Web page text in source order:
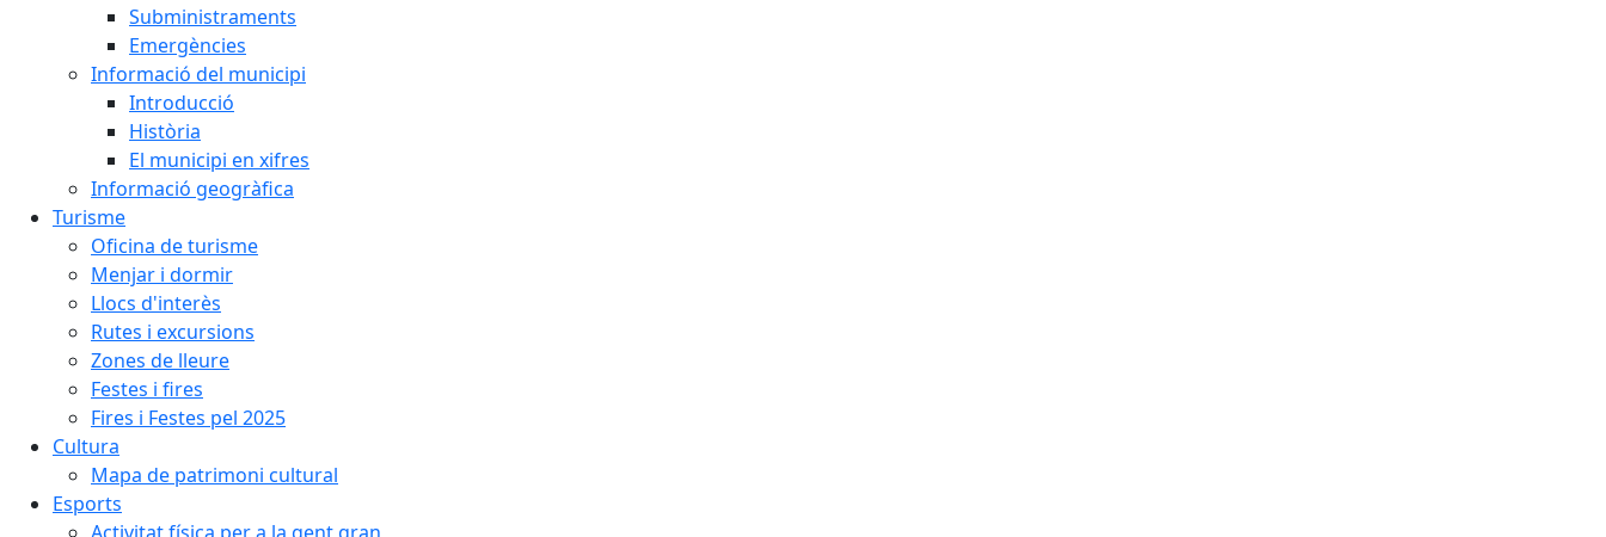
Subministraments
Emergències
Informació del municipi
Introducció
Història
El municipi en xifres
Informació geogràfica
Turisme
Oficina de turisme
Menjar i dormir
Llocs d'interès
Rutes i excursions
Zones de lleure
Festes i fires
Fires i Festes pel 2025
Cultura
Mapa de patrimoni cultural
Esports